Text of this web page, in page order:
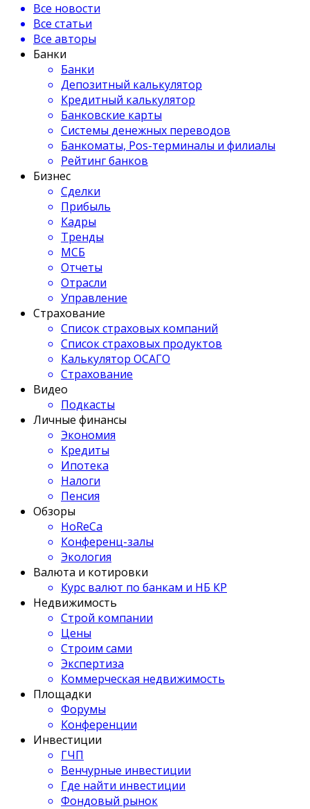
Все новости
Все статьи
Все авторы
Банки
Банки
Депозитный калькулятор
Кредитный калькулятор
Банковские карты
Системы денежных переводов
Банкоматы, Pos-терминалы и филиалы
Рейтинг банков
Бизнес
Сделки
Прибыль
Кадры
Тренды
МСБ
Отчеты
Отрасли
Управление
Страхование
Список страховых компаний
Список страховых продуктов
Калькулятор ОСАГО
Страхование
Видео
Подкасты
Личные финансы
Экономия
Кредиты
Ипотека
Налоги
Пенсия
Обзоры
HoReCa
Конференц-залы
Экология
Валюта и котировки
Курс валют по банкам и НБ КР
Недвижимость
Строй компании
Цены
Строим сами
Экспертиза
Коммерческая недвижимость
Площадки
Форумы
Конференции
Инвестиции
ГЧП
Венчурные инвестиции
Где найти инвестиции
Фондовый рынок